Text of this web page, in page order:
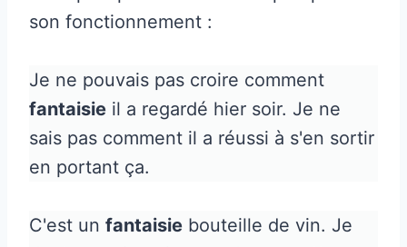
son fonctionnement :
Je ne pouvais pas croire comment
fantaisie il a regardé hier soir. Je ne
sais pas comment il a réussi à s'en sortir
en portant ça.
C'est un fantaisie bouteille de vin. Je